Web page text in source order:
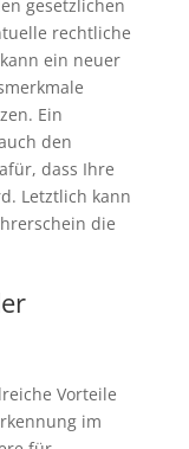
gesetzlichen
rechtliche
ein neuer
Ein
den
dass Ihre
Letztlich kann
die
Vorteile
im